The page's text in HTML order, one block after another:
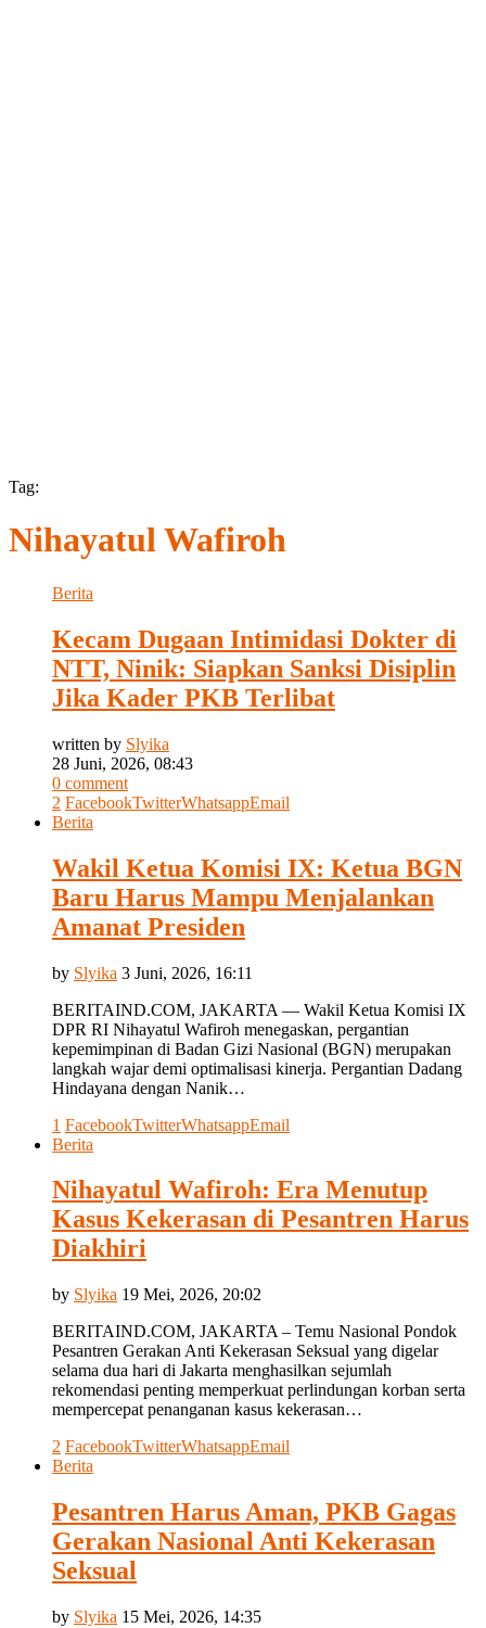
Tag:
Nihayatul Wafiroh
Berita
Kecam Dugaan Intimidasi Dokter di
NTT, Ninik: Siapkan Sanksi Disiplin
Jika Kader PKB Terlibat
written by Slyika
28 Juni, 2026, 08:43
0 comment
2 FacebookTwitterWhatsappEmail
Berita
Wakil Ketua Komisi IX: Ketua BGN
Baru Harus Mampu Menjalankan
Amanat Presiden
by Slyika 3 Juni, 2026, 16:11
BERITAIND.COM, JAKARTA — Wakil Ketua Komisi IX
DPR RI Nihayatul Wafiroh menegaskan, pergantian
kepemimpinan di Badan Gizi Nasional (BGN) merupakan
langkah wajar demi optimalisasi kinerja. Pergantian Dadang
Hindayana dengan Nanik…
1 FacebookTwitterWhatsappEmail
Berita
Nihayatul Wafiroh: Era Menutup
Kasus Kekerasan di Pesantren Harus
Diakhiri
by Slyika 19 Mei, 2026, 20:02
BERITAIND.COM, JAKARTA – Temu Nasional Pondok
Pesantren Gerakan Anti Kekerasan Seksual yang digelar
selama dua hari di Jakarta menghasilkan sejumlah
rekomendasi penting memperkuat perlindungan korban serta
mempercepat penanganan kasus kekerasan…
2 FacebookTwitterWhatsappEmail
Berita
Pesantren Harus Aman, PKB Gagas
Gerakan Nasional Anti Kekerasan
Seksual
by Slyika 15 Mei, 2026, 14:35